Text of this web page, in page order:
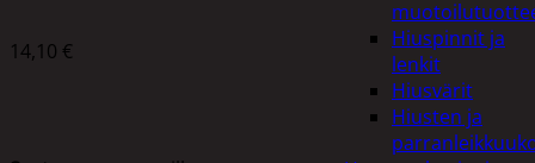
Hiuspinnit ja
lenkit
Hiusvärit
Hiusten ja
14,10 €